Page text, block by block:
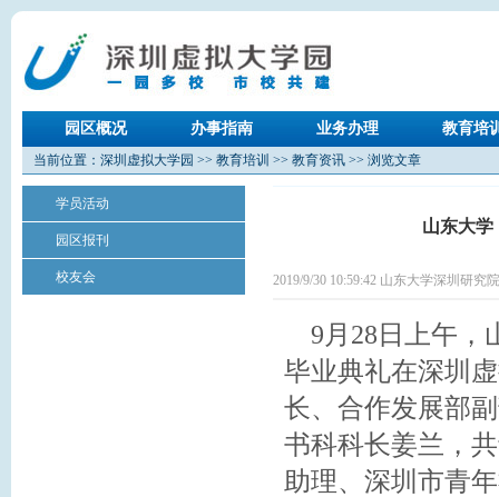
园区概况 办事指南 业务办理 教育培
当前位置： 深圳虚拟大学园 >> 教育培训 >> 教育资讯 >> 浏览文章
学员活动
园区报刊
校友会
山东大学
2019/9/30 10:59:42 山东大学深圳研究
9月28日上午，
毕业典礼在深圳
长、合作发展部
书科科长姜兰，
助理、深圳市青